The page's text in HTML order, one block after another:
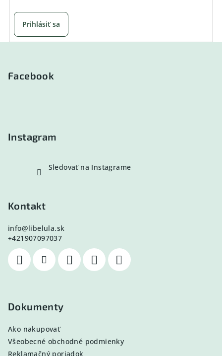
Prihlásiť sa
Facebook
Instagram
Sledovať na Instagrame
Kontakt
info@libelula.sk
+421907097037
Dokumenty
Ako nakupovať
Všeobecné obchodné podmienky
Reklamačný poriadok